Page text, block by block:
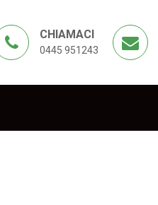
CHIAMACI
0445 951243